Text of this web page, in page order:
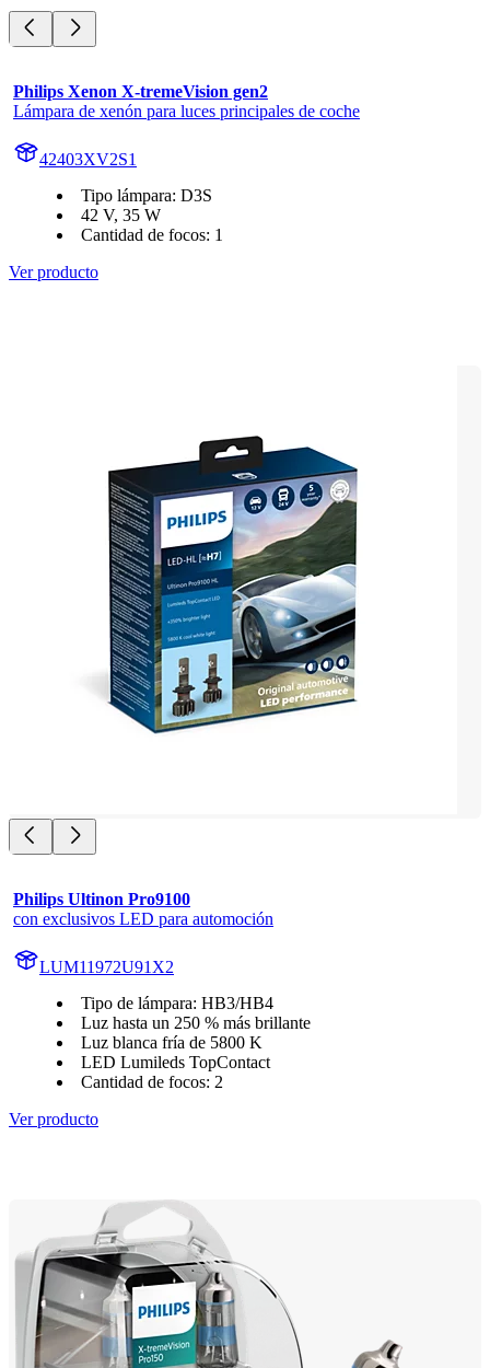
Philips Xenon X-tremeVision gen2
Lámpara de xenón para luces principales de coche
42403XV2S1
Tipo lámpara: D3S
42 V, 35 W
Cantidad de focos: 1
Ver producto
Philips Ultinon Pro9100
con exclusivos LED para automoción
LUM11972U91X2
Tipo de lámpara: HB3/HB4
Luz hasta un 250 % más brillante
Luz blanca fría de 5800 K
LED Lumileds TopContact
Cantidad de focos: 2
Ver producto